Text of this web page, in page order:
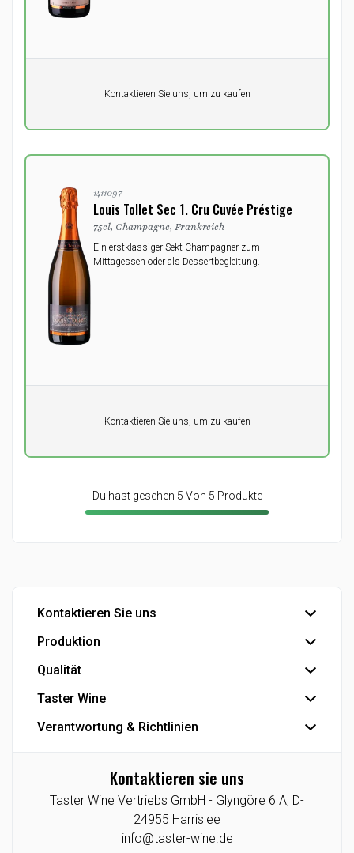
Kontaktieren Sie uns, um zu kaufen
1411097
Louis Tollet Sec 1. Cru Cuvée Préstige
75cl, Champagne, Frankreich
Ein erstklassiger Sekt-Champagner zum
Mittagessen oder als Dessertbegleitung.
Kontaktieren Sie uns, um zu kaufen
Du hast gesehen 5 Von 5 Produkte
Kontaktieren Sie uns
Büro
Export
Industrie
Produktion
Abfüllung
Industrielle Produkte
Eigenmarke
Qualität
IFS Food-Zertifizierung
Se die Smiley-Berichte der dänischen Veterinär- und
Taster Wine
Der Konzern
Agenturen/Exklusive Angebote
Lieferant
Taster Wine Portfolio
Verantwortung & Richtlinien
Cookie-Richtlinie
CSR-Berichte
Kontaktieren sie uns
Taster Wine Vertriebs GmbH - Glyngöre 6 A, D-
24955 Harrislee
info@taster-wine.de